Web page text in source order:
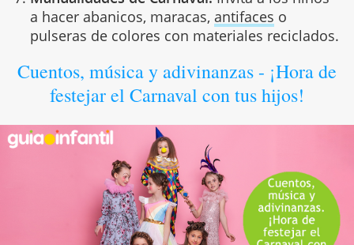
a hacer abanicos, maracas, antifaces o
pulseras de colores con materiales reciclados.
Cuentos, música y adivinanzas - ¡Hora de
festejar el Carnaval con tus hijos!